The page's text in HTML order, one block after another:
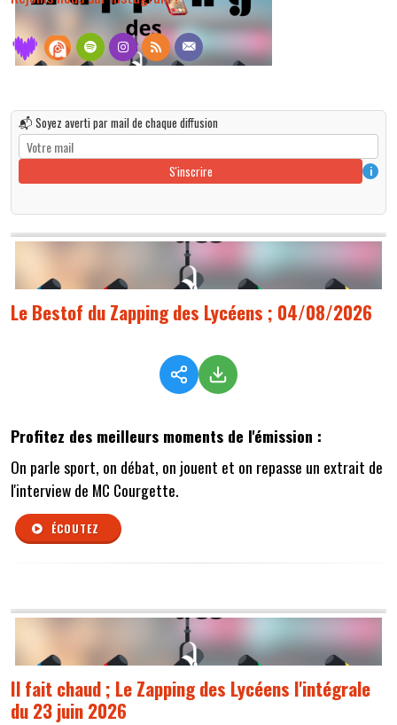
📬 Soyez averti par mail de chaque diffusion
S'inscrire i
Le Bestof du Zapping des Lycéens ; 04/08/2026
Profitez des meilleurs moments de l'émission :
On parle sport, on débat, on jouent et on repasse un extrait de
l'interview de MC Courgette.
ÉCOUTEZ
Il fait chaud ; Le Zapping des Lycéens l'intégrale
du 23 juin 2026